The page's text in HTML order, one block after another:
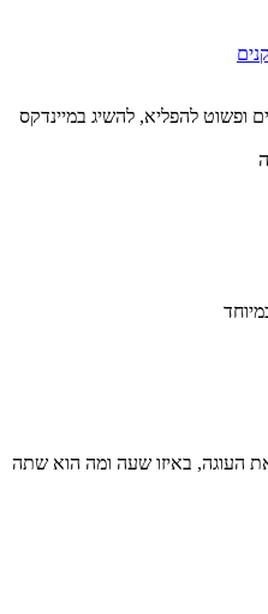
ופשוט להפליא, להשיג במיינדקס
העוגה, באיזו שעה ומה הוא שתה